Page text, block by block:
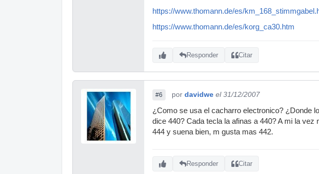
https://www.thomann.de/es/
https://www.thomann.de/es/korg_ca30.htm
Responder Citar
#6 por davidwe el 31/12/2007
¿Como se usa el cacharro electronico? ¿Donde
dice 440? Cada tecla la afinas a 440? A mi la
444 y suena bien, m gusta mas 442.
Responder Citar